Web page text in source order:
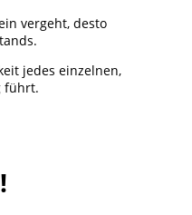
vergeht, desto
jedes einzelnen,
führt.